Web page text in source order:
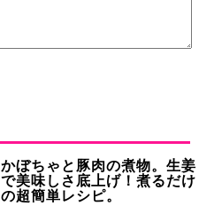
かぼちゃと豚肉の煮物。生姜
で美味しさ底上げ！煮るだけ
の超簡単レシピ。